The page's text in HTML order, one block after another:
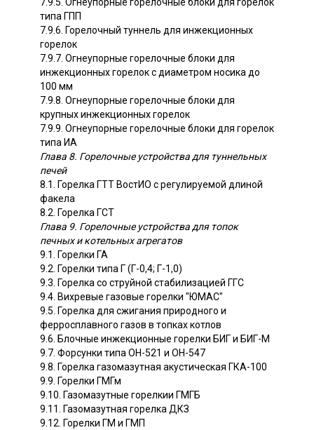
типа ГПП
7.9.6. Горелочный туннель для инжекционных
горелок
7.9.7. Огнеупорные горелочные блоки для
инжекционных горелок с диаметром носика до
100 мм
7.9.8. Огнеупорные горелочные блоки для
крупных инжекционных горелок
7.9.9. Огнеупорные горелочные блоки для горелок
типа ИА
Глава 8. Горелочные устройства для туннельных
печей
8.1. Горелка ГТТ ВостИО с регулируемой длиной
факела
8.2. Горелка ГСТ
Глава 9. Горелочные устройства для топок
печных и котельных агрегатов
9.1. Горелки ГА
9.2. Горелки типа Г (Г-0,4; Г-1,0)
9.3. Горелка со струйной стабилизацией ГГС
9.4. Вихревые газовые горелки "ЮМАС"
9.5. Горелка для сжигания природного и
ферросплавного газов в топках котлов
9.6. Блочные инжекционные горелки БИГ и БИГ-М
9.7. Форсунки типа ОН-521 и ОН-547
9.8. Горелка газомазутная акустическая ГКА-100
9.9. Горелки ГМГм
9.10. Газомазутные горелкии ГМГБ
9.11. Газомазутная горелка ДКЗ
9.12. Горелки ГМ и ГМП